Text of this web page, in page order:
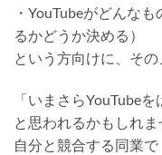
・YouTubeがどんな
るかどうか決める）
という方向けに、その
「いまさらYouTube
と思われるかもしれま
自分と競合する同業で